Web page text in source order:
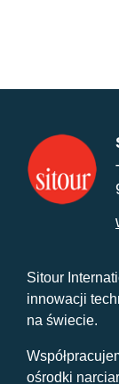
Sitour
innowacji
na świecie.
ośrodki